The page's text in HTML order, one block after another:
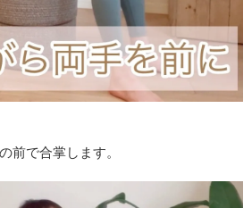
前で合掌します。